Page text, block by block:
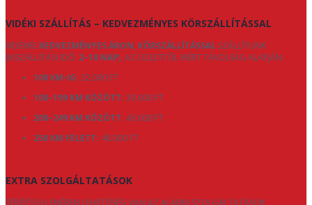
VIDÉKI SZÁLLÍTÁS – KEDVEZMÉNYES KÖRSZÁLLÍTÁSSAL
VIDÉKRE KEDVEZMÉNYES ÁRON, KÖRSZÁLLÍTÁSSAL SZÁLLÍTUNK
(KISZÁLLÍTÁSI IDŐ: 2–10 NAP), AZ ÜZLETTŐL MÉRT TÁVOLSÁG ALAPJÁN:
100 KM-IG: 32.000 FT
100–199 KM KÖZÖTT: 39.000 FT
200–249 KM KÖZÖTT: 43.000 FT
250 KM FELETT: 48.000 FT
EXTRA SZOLGÁLTATÁSOK
TÉRÍTÉS ELLENÉBEN LEHETŐSÉG VAN AZ ALÁBBI SZOLGÁLTATÁSOK